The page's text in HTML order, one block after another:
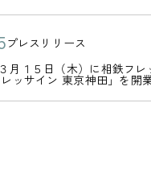
月１５日（木）に相鉄フ
ッサイン 東京神田」を開
プレスリリース